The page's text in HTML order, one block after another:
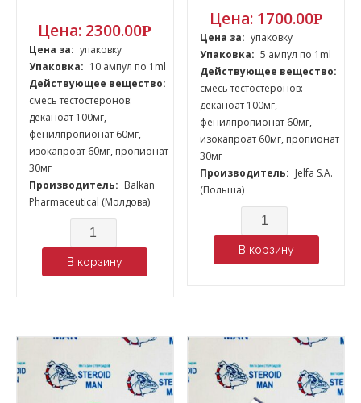
Цена: 2300.00Р
Цена за: упаковку
Упаковка: 10 ампул по 1ml
Действующее вещество:
смесь тестостеронов:
деканоат 100мг,
фенилпропионат 60мг,
изокапроат 60мг, пропионат
30мг
Производитель: Balkan
Pharmaceutical (Молдова)
Количество
В корзину
Цена: 1700.00Р
Цена за: упаковку
Упаковка: 5 ампул по 1ml
Действующее вещество:
смесь тестостеронов:
деканоат 100мг,
фенилпропионат 60мг,
изокапроат 60мг, пропионат
30мг
Производитель: Jelfa S.A.
(Польша)
Количество
В корзину